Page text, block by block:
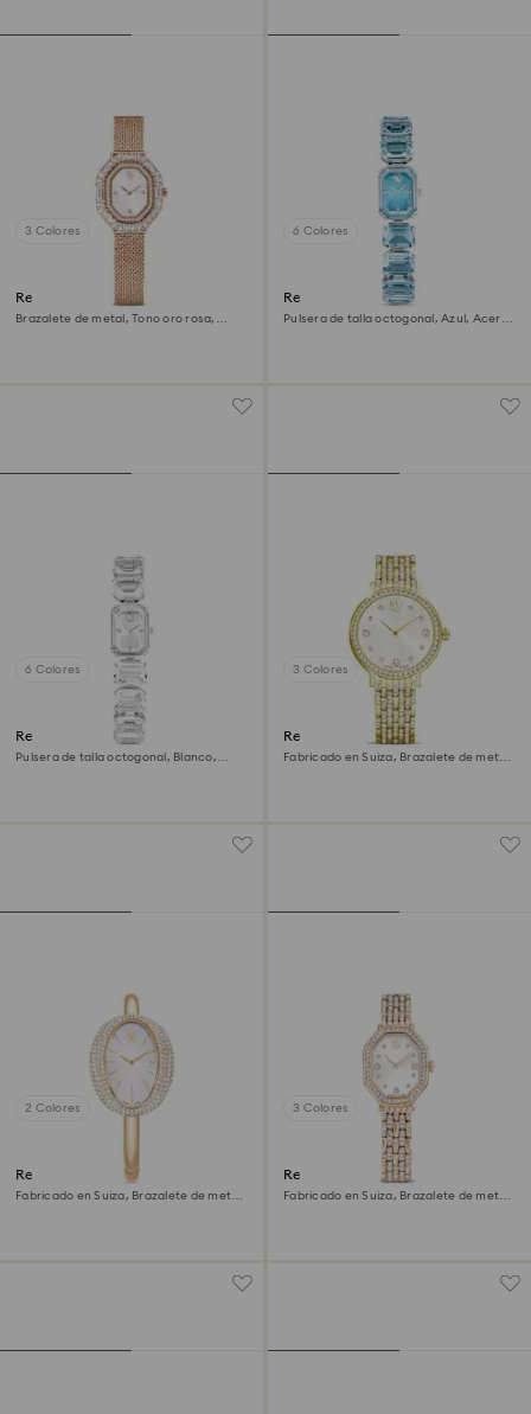
3 Colores
Reloj Matrix octagon
Brazalete de metal, Tono oro rosa,
6 Colores
Reloj
Pulsera de talla octogonal, Azul, Acero
6 Colores
Reloj
Pulsera de talla octogonal, Blanco,
3 Colores
Reloj Imber
Fabricado en Suiza, Brazalete de metal,
2 Colores
Reloj Imber bangle
Fabricado en Suiza, Brazalete de metal,
3 Colores
Reloj Dextera octagon
Fabricado en Suiza, Brazalete de metal,